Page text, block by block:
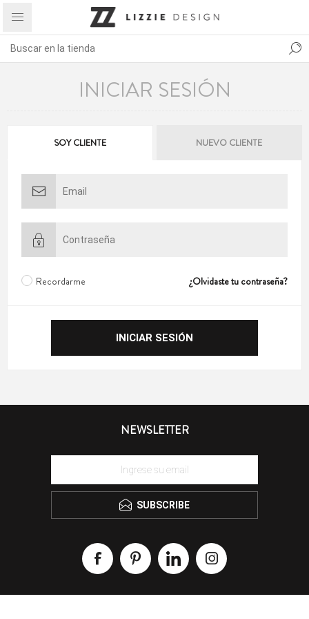
INICIAR SESIÓN
SOY CLIENTE NUEVO CLIENTE
Recordarme ¿Olvidaste tu contraseña?
NEWSLETTER
SUBSCRIBE